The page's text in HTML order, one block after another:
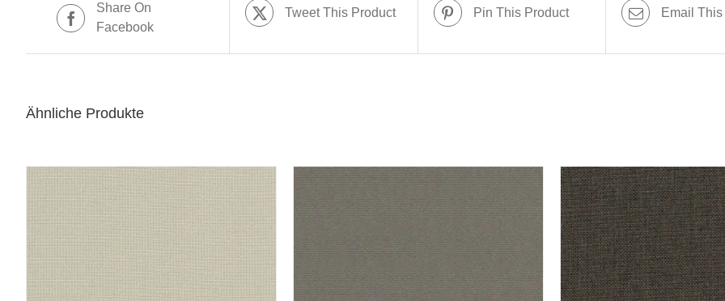
Share On
Facebook
Tweet This Product Pin This Product Email
Ähnliche Produkte